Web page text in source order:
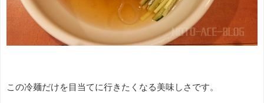
この冷麺だけを目当てに行きたくなる美味しさです。